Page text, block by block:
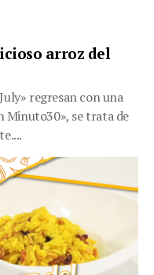
arroz del
regresan con una
Minuto30», se trata de